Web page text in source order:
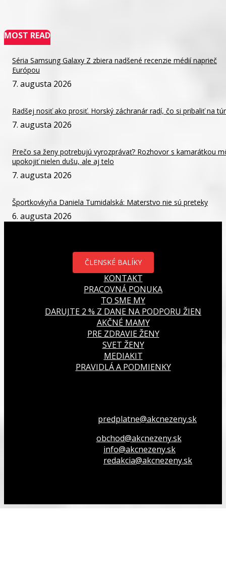
MOST READ
Séria Samsung Galaxy Z zbiera nadšené recenzie médií naprieč
Európou
7. augusta 2026
Radšej nosiť ako prosiť. Horský záchranár radí, čo si pribaliť na
7. augusta 2026
Prečo sa ženy potrebujú vyrozprávať? Rozhovor s kamarátkou
upokojiť nielen dušu, ale aj telo
7. augusta 2026
Športkovkyňa Daniela Tumidalská: Materstvo nie sú preteky
6. augusta 2026
ČLENSKÉ BALÍKY
KONTAKT
PRACOVNÁ PONUKA
TO SME MY
DARUJTE 2 % Z DANE NA PODPORU ŽIEN
AKČNÉ MAMY
PRE ZDRAVIE ŽENY
SVET ŽENY
MEDIAKIT
PRAVIDLÁ A PODMIENKY
predplatne@akcnezeny.sk
obchod@akcnezeny.sk
info@akcnezeny.sk
redakcia@akcnezeny.sk